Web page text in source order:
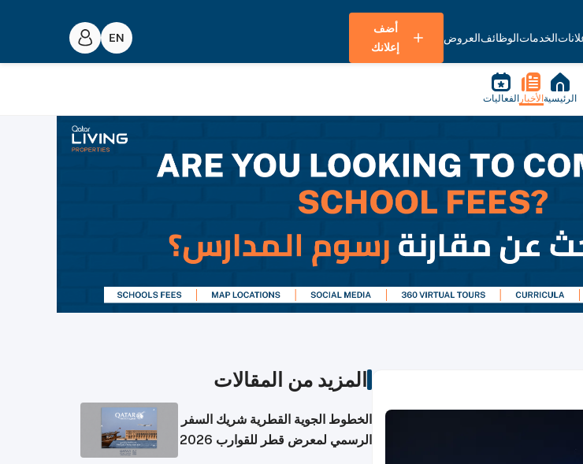
الخدماتالوظائفالعروض
أضف
إعلانك
الرئيسية الأخبار الفعاليات
المزيد من المقالات
الخطوط الجوية القطرية شريك السفر
الرسمي لمعرض قطر للقوارب 2026